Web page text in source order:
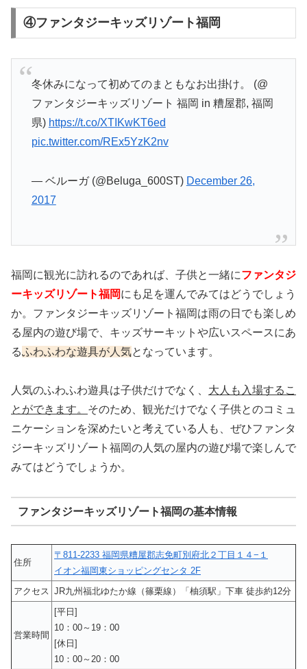
④ファンタジーキッズリゾート福岡
冬休みになって初めてのまともなお出掛け。 (@
ファンタジーキッズリゾート 福岡 in 糟屋郡, 福岡
県) https://t.co/XTIKwKT6ed
pic.twitter.com/REx5YzK2nv
— ベルーガ (@Beluga_600ST) December 26,
2017
福岡に観光に訪れるのであれば、子供と一緒にファンタジ
ーキッズリゾート福岡にも足を運んでみてはどうでしょう
か。ファンタジーキッズリゾート福岡は雨の日でも楽しめ
る屋内の遊び場で、キッズサーキットや広いスペースにあ
るふわふわな遊具が人気となっています。
人気のふわふわ遊具は子供だけでなく、 大人も入場するこ
とができます。 そのため、観光だけでなく子供とのコミュ
ニケーションを深めたいと考えている人も、ぜひファンタ
ジーキッズリゾート福岡の人気の屋内の遊び場で楽しんで
みてはどうでしょうか。
ファンタジーキッズリゾート福岡の基本情報
住所
〒811-2233 福岡県糟屋郡志免町別府北２丁目１４−１
イオン福岡東ショッピングセンタ 2F
アクセス JR九州福北ゆたか線（篠栗線）「柚須駅」下車 徒歩約12分
営業時間
[平日]
10：00～19：00
[休日]
10：00～20：00